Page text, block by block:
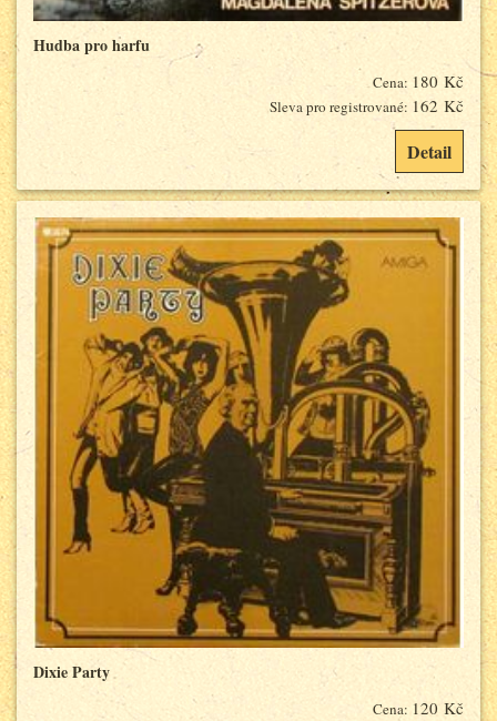
Hudba pro harfu
Cena: 180 Kč
Sleva pro registrované: 162 Kč
Detail
Dixie Party
Cena: 120 Kč